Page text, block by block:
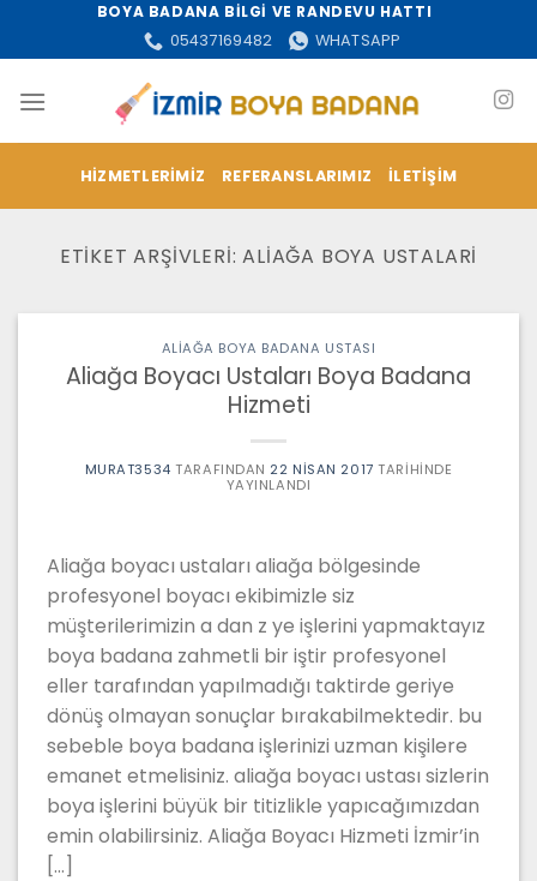
BOYA BADANA BİLGİ VE RANDEVU HATTI
05437169482
WHATSAPP
HIZMETLERIMIZ REFERANSLARIMIZ İLETIŞIM
ETIKET ARŞIVLERI:ALIAĞA BOYA USTALARI
ALIAĞA BOYA BADANA USTASI
Aliağa Boyacı Ustaları Boya Badana
Hizmeti
MURAT3534 TARAFINDAN 22 NISAN 2017 TARIHINDE
YAYINLANDI
Aliağa boyacı ustaları aliağa bölgesinde
profesyonel boyacı ekibimizle siz
müşterilerimizin a dan z ye işlerini yapmaktayız
boya badana zahmetli bir iştir profesyonel
eller tarafından yapılmadığı taktirde geriye
dönüş olmayan sonuçlar bırakabilmektedir. bu
sebeble boya badana işlerinizi uzman kişilere
emanet etmelisiniz. aliağa boyacı ustası sizlerin
boya işlerini büyük bir titizlikle yapıcağımızdan
emin olabilirsiniz. Aliağa Boyacı Hizmeti İzmir’in
[…]